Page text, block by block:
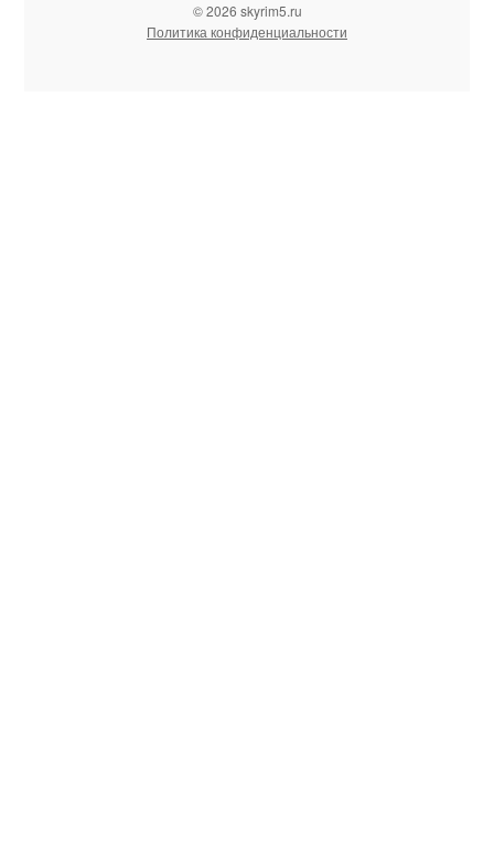
© 2026 skyrim5.ru
Политика конфиденциальности